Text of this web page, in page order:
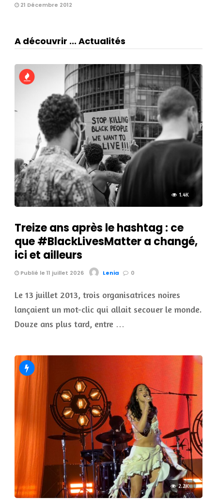
21 Décembre 2012
A découvrir ... Actualités
1.4K
Treize ans après le hashtag : ce
que #BlackLivesMatter a changé,
ici et ailleurs
Publié le 11 juillet 2026 Lenia 0
Le 13 juillet 2013, trois organisatrices noires
lançaient un mot-clic qui allait secouer le monde.
Douze ans plus tard, entre …
2.2K